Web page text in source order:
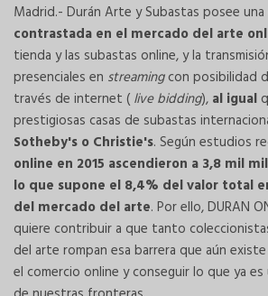
Madrid.- Durán Arte y Subastas posee una
contrastada en el mercado del arte
tienda y las subastas online, y la
presenciales en streamingcon posibilidad
través de internet ( live bidding), al igual
prestigiosas casas de subastas
Sotheby's o Christie's. Según estudios
online en 2015 ascendieron a 3,8 mil
lo que supone el 8,4% del valor total
del mercado del arte. Por ello, DURAN
quiere contribuir a que tanto
del arte rompan esa barrera que aún
el comercio online y conseguir lo que ya es